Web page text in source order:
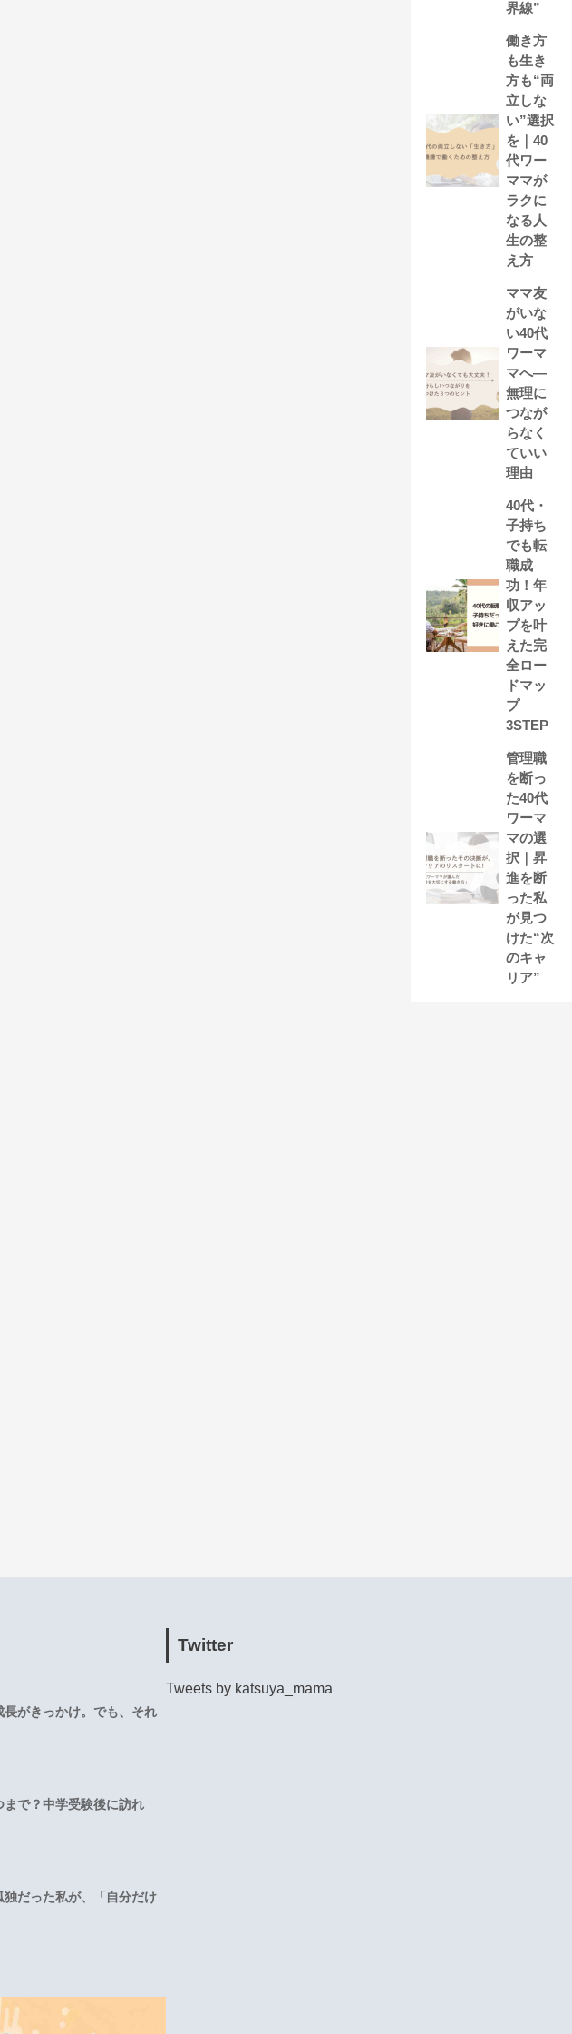
界線”
働き方
も生き
方も“両
立しな
い”選択
を｜40
代ワー
ママが
ラクに
なる人
生の整
え方
ママ友
がいな
い40代
ワーマ
マへ―
無理に
つなが
らなく
ていい
理由
40代・
子持ち
でも転
職成
功！年
収アッ
プを叶
えた完
全ロー
ドマッ
プ
3STEP
管理職
を断っ
た40代
ワーマ
マの選
択｜昇
進を断
った私
が見つ
けた“次
のキャ
リア”
がきっかけ。でも、それ
で？中学受験後に訪れ
独だった私が、「自分だけ
Twitter
Tweets by katsuya_mama